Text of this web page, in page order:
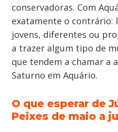
conservadoras. Com
exatamente o contrário:
jovens, diferentes ou
a trazer algum tipo de
que tendem a chamar a
Saturno em Aquário.
O que esperar de
Peixes de maio a